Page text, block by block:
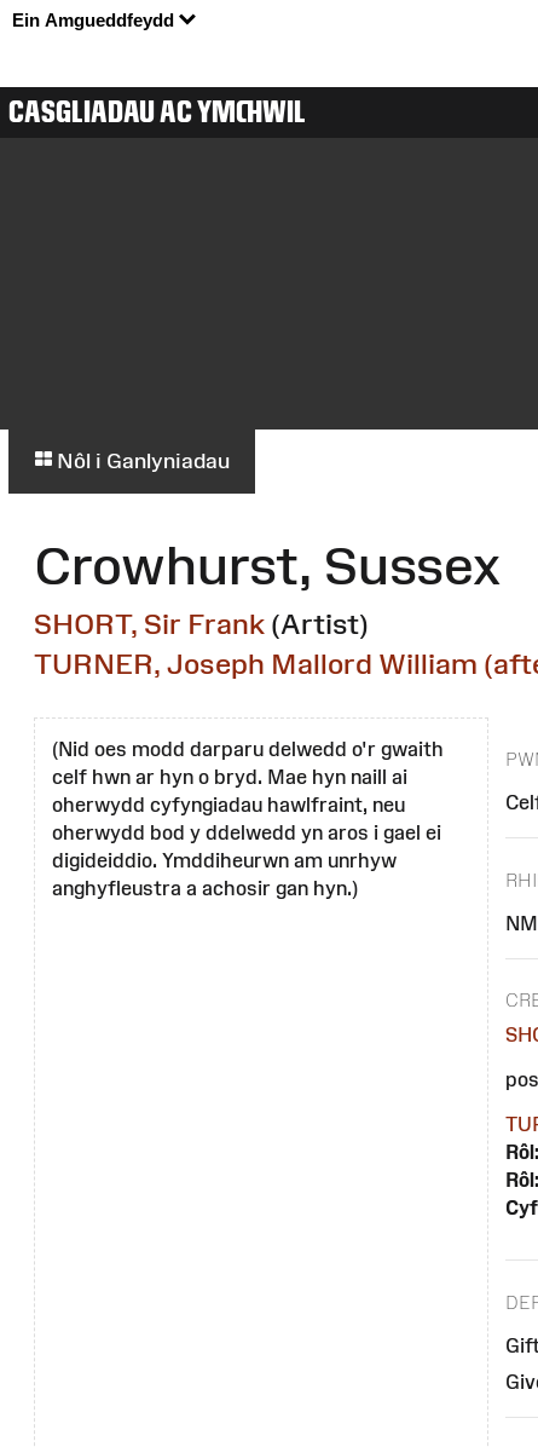
Ein Amgueddfeydd
CASGLIADAU AC YMCHWIL
Nôl i Ganlyniadau
Crowhurst, Sussex
SHORT, Sir Frank (Artist)
TURNER, Joseph Mallord William
(Nid oes modd darparu delwedd o'r gwaith
celf hwn ar hyn o bryd. Mae hyn naill ai
oherwydd cyfyngiadau hawlfraint, neu
oherwydd bod y ddelwedd yn aros i gael ei
digideiddio. Ymddiheurwn am unrhyw
anghyfleustra a achosir gan hyn.)
Rôl:
Rôl: